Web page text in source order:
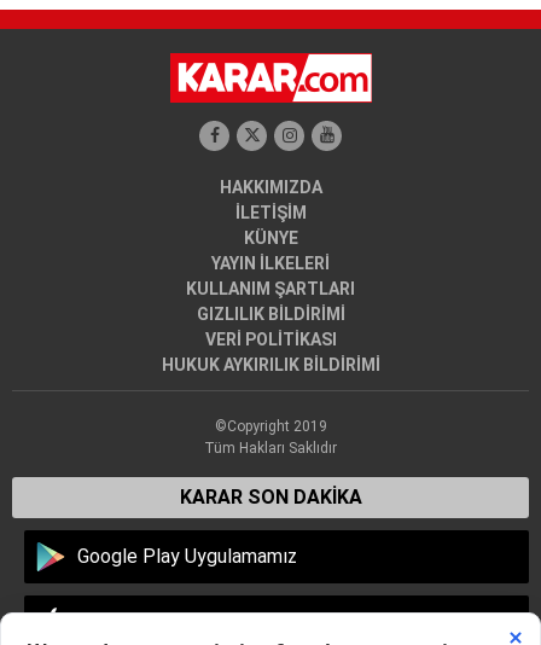
HAKKIMIZDA
İLETİŞİM
KÜNYE
YAYIN İLKELERİ
KULLANIM ŞARTLARI
GIZLILIK BİLDİRİMİ
VERİ POLİTİKASI
HUKUK AYKIRILIK BİLDİRİMİ
©Copyright 2019
Tüm Hakları Saklıdır
KARAR SON DAKİKA
Google Play Uygulamamız
Apple Store Uygulamamız